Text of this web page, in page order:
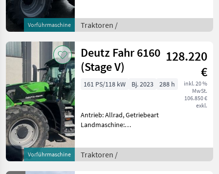
Vorführmaschine
540/540E/1000/1000E,
Höchstgeschwindigkeit in
Traktoren /
Vorführmaschine
Deutz Fahr 6160
(Stage V)
128.220
€
inkl. 20 %
MwSt.
106.850 €
exkl.
161 PS/118 kW Bj. 2023 288 h
Antrieb: Allrad, Getriebeart
Landmaschine:
Zapfwellendrehzahl:
540/540E/1000/1000E,
Traktoren /